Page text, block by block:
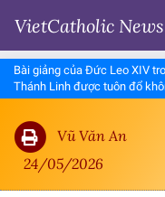
VietCatholic News
Bài giảng của Đức Leo XIV
Thánh Linh được tuôn đổ
Vũ Văn An
24/05/2026